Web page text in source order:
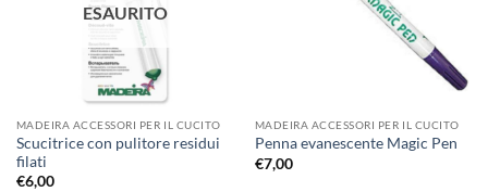
ESAURITO
MADEIRA ACCESSORI PER IL CUCITO
Scucitrice con pulitore residui
filati
€6,00
MADEIRA ACCESSORI PER IL CUCITO
Penna evanescente Magic Pen
€7,00